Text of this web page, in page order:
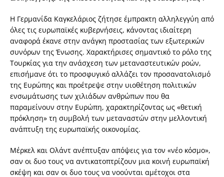
Η Γερμανίδα Καγκελάριος ζήτησε έμπρακτη αλληλεγγύη από
όλες τις ευρωπαϊκές κυβερνήσεις, κάνοντας ιδιαίτερη
αναφορά έκανε στην ανάγκη προστασίας των εξωτερικών
συνόρων της Ένωσης. Χαρακτήρισες σημαντικό το ρόλο της
Τουρκίας για την ανάσχεση των μεταναστευτικών ροών,
επισήμανε ότι το προσφυγικό αλλάζει τον προσανατολισμό
της Ευρώπης και προέτρεψε στην υιοθέτηση πολιτικών
ενσωμάτωσης των χιλιάδων ανθρώπων που θα
παραμείνουν στην Ευρώπη, χαρακτηρίζοντας ως «θετική
πρόκληση» τη συμβολή των μεταναστών στην μελλοντική
ανάπτυξη της ευρωπαϊκής οικονομίας.
Μέρκελ και Ολάντ ανέπτυξαν απόψεις για τον «νέο κόσμο»,
σαν οι δυο τους να αντικατοπτρίζουν μια κοινή ευρωπαϊκή
σκέψη και σαν οι δυο τους να νοούνται αμέτοχοι στα